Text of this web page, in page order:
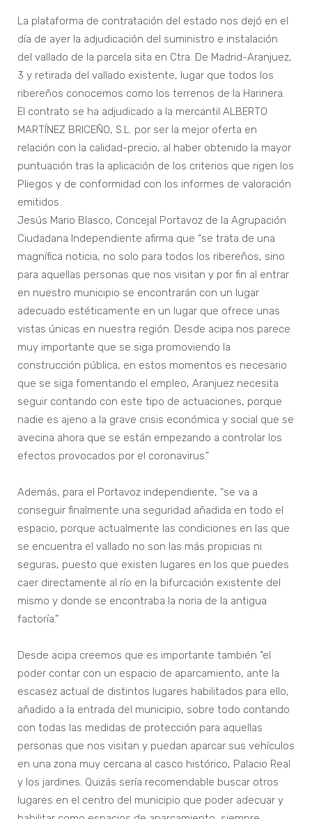
La plataforma de contratación del estado nos dejó en el
día de ayer la adjudicación del suministro e instalación
del vallado de la parcela sita en Ctra. De Madrid-Aranjuez,
3 y retirada del vallado existente, lugar que todos los
ribereños conocemos como los terrenos de la Harinera.
El contrato se ha adjudicado a la mercantil ALBERTO
MARTÍNEZ BRICEÑO, S.L. por ser la mejor oferta en
relación con la calidad-precio, al haber obtenido la mayor
puntuación tras la aplicación de los criterios que rigen los
Pliegos y de conformidad con los informes de valoración
emitidos.
Jesús Mario Blasco, Concejal Portavoz de la Agrupación
Ciudadana Independiente afirma que “se trata de una
magnífica noticia, no solo para todos los ribereños, sino
para aquellas personas que nos visitan y por fin al entrar
en nuestro municipio se encontrarán con un lugar
adecuado estéticamente en un lugar que ofrece unas
vistas únicas en nuestra región. Desde acipa nos parece
muy importante que se siga promoviendo la
construcción pública, en estos momentos es necesario
que se siga fomentando el empleo, Aranjuez necesita
seguir contando con este tipo de actuaciones, porque
nadie es ajeno a la grave crisis económica y social que se
avecina ahora que se están empezando a controlar los
efectos provocados por el coronavirus.”
Además, para el Portavoz independiente, “se va a
conseguir finalmente una seguridad añadida en todo el
espacio, porque actualmente las condiciones en las que
se encuentra el vallado no son las más propicias ni
seguras, puesto que existen lugares en los que puedes
caer directamente al río en la bifurcación existente del
mismo y donde se encontraba la noria de la antigua
factoría.”
Desde acipa creemos que es importante también “el
poder contar con un espacio de aparcamiento, ante la
escasez actual de distintos lugares habilitados para ello,
añadido a la entrada del municipio, sobre todo contando
con todas las medidas de protección para aquellas
personas que nos visitan y puedan aparcar sus vehículos
en una zona muy cercana al casco histórico, Palacio Real
y los jardines. Quizás sería recomendable buscar otros
lugares en el centro del municipio que poder adecuar y